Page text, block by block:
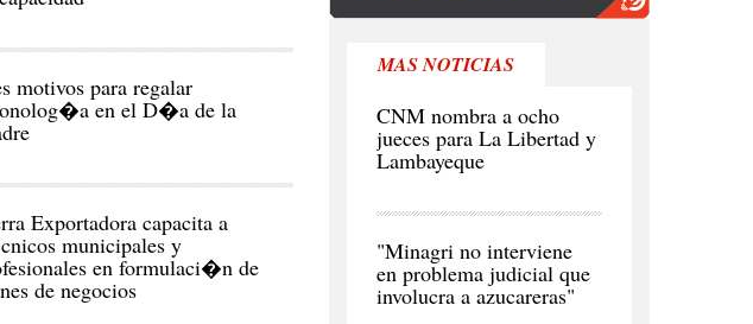
motivos para regalar
en el D�a de la
Exportadora capacita a
municipales y
en formulaci�n de
MAS NOTICIAS
CNM nombra a ocho
jueces para La Libertad y
Lambayeque
"Minagri no interviene
en problema judicial que
involucra a azucareras"